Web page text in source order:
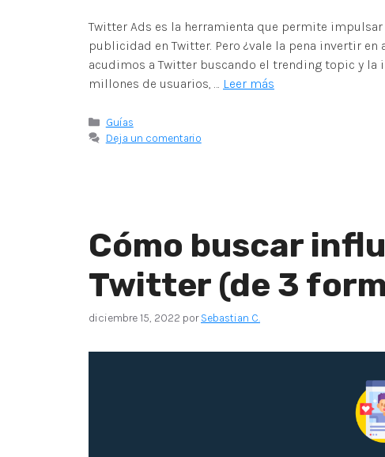
Twitter Ads es la herramienta que permite
publicidad en Twitter. Pero ¿vale la pena invertir
acudimos a Twitter buscando el trending topic y la
millones de usuarios, … Leer más
Guías
Deja un comentario
Cómo buscar
Twitter (de 3
diciembre 15, 2022 por Sebastian C.